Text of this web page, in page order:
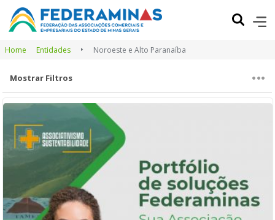
Home Entidades Noroeste e Alto Paranaíba
Mostrar Filtros